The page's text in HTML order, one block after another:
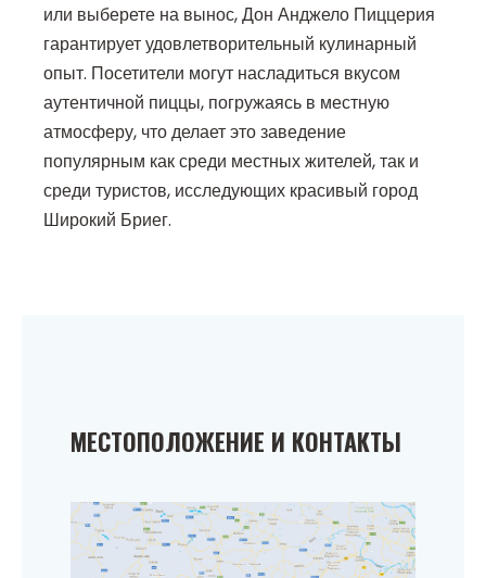
или выберете на вынос, Дон Анджело Пиццерия
гарантирует удовлетворительный кулинарный
опыт. Посетители могут насладиться вкусом
аутентичной пиццы, погружаясь в местную
атмосферу, что делает это заведение
популярным как среди местных жителей, так и
среди туристов, исследующих красивый город
Широкий Бриег.
МЕСТОПОЛОЖЕНИЕ И КОНТАКТЫ